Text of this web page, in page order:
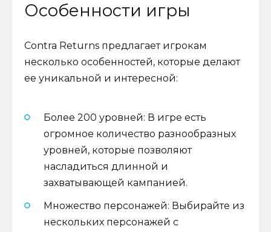
Особенности игры
Contra Returns предлагает игрокам
несколько особенностей, которые делают
ее уникальной и интересной:
Более 200 уровней: В игре есть
огромное количество разнообразных
уровней, которые позволяют
насладиться длинной и
захватывающей кампанией.
Множество персонажей: Выбирайте из
нескольких персонажей с